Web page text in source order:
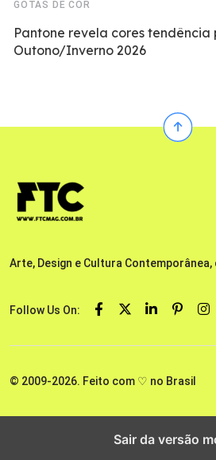
GOTAS DE COR
Pantone revela cores
Outono/Inverno 2026
Arte, Design e Cultura Contemporânea,
Follow Us On:
© 2009-2026. Feito com ♡ no Brasil
Sair da versão